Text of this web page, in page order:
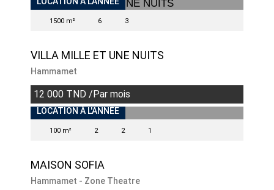
1500 m² 6 3
VILLA MILLE ET UNE NUITS
Hammamet
12 000 TND /Par mois
INDISPONIBLE
LOCATION À L'ANNÉE
100 m² 2 2 1
MAISON SOFIA
Hammamet - Zone Theatre